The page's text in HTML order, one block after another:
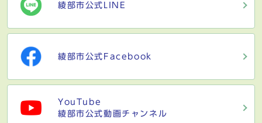
綾部市公式LINE
綾部市公式Facebook
YouTube
綾部市公式動画チャンネル